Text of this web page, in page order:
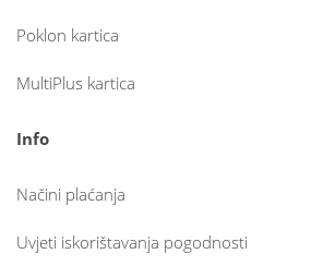
Poklon kartica
MultiPlus kartica
Info
Načini plaćanja
Uvjeti iskorištavanja pogodnosti